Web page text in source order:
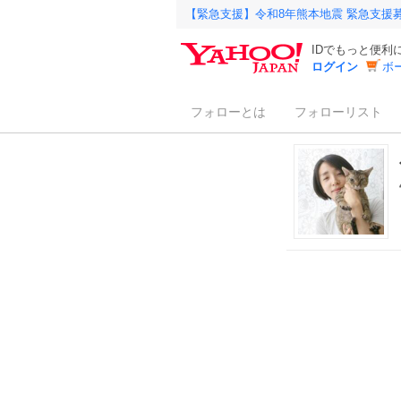
【緊急支援】令和8年熊本地震 緊急支援
IDでもっと便利
ログイン
ボ
フォローとは フォローリスト